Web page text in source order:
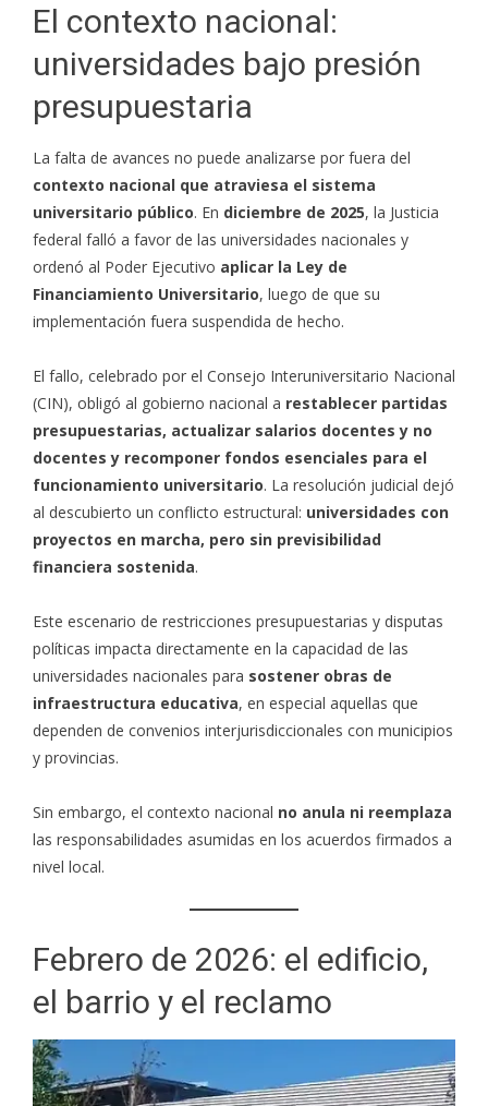
El contexto nacional:
universidades bajo presión
presupuestaria
La falta de avances no puede analizarse por fuera del
contexto nacional que atraviesa el sistema
universitario público. En diciembre de 2025, la Justicia
federal falló a favor de las universidades nacionales y
ordenó al Poder Ejecutivo aplicar la Ley de
Financiamiento Universitario, luego de que su
implementación fuera suspendida de hecho.
El fallo, celebrado por el Consejo Interuniversitario Nacional
(CIN), obligó al gobierno nacional a restablecer partidas
presupuestarias, actualizar salarios docentes y no
docentes y recomponer fondos esenciales para el
funcionamiento universitario. La resolución judicial dejó
al descubierto un conflicto estructural: universidades con
proyectos en marcha, pero sin previsibilidad
financiera sostenida.
Este escenario de restricciones presupuestarias y disputas
políticas impacta directamente en la capacidad de las
universidades nacionales para sostener obras de
infraestructura educativa, en especial aquellas que
dependen de convenios interjurisdiccionales con municipios
y provincias.
Sin embargo, el contexto nacional no anula ni reemplaza
las responsabilidades asumidas en los acuerdos firmados a
nivel local.
Febrero de 2026: el edificio,
el barrio y el reclamo